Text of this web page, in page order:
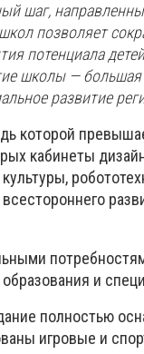
шаг,
позволяет
потенциала
школы —
развитие
которой
кабинеты
и
полностью
игровые и